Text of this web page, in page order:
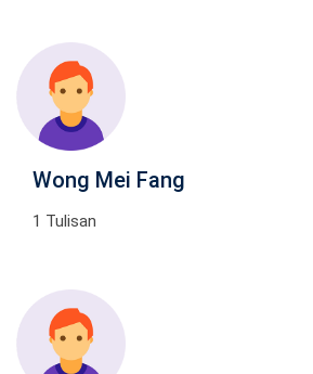
Wong Mei Fang
1 Tulisan